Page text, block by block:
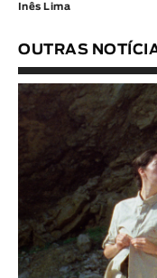
Inês Lima
OUTRAS